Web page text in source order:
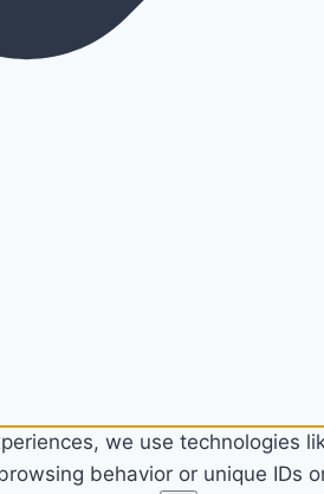
we use technologies
behavior or unique